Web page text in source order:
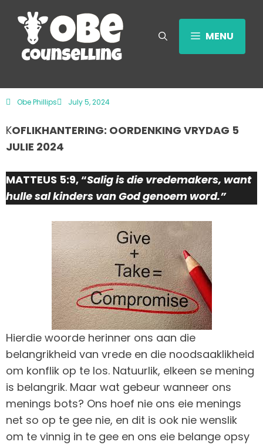
MENU
Obe Phillips July 5, 2024
KOFLIKHANTERING: OORDENKING VRYDAG 5
JULIE 2024
MATTEUS 5:9, “Salig is die vredemakers, want
hulle sal kinders van God genoem word.”
Hierdie woorde herinner ons aan die
belangrikheid van vrede en die noodsaaklikheid
om konflik op te los. Natuurlik, elkeen se mening
is belangrik. Maar wat gebeur wanneer ons
menings bots? Ons hoef nie ons eie menings
net so op te gee nie, en dit is ook nie wenslik
om te vinnig in te gee en ons eie belange opsy